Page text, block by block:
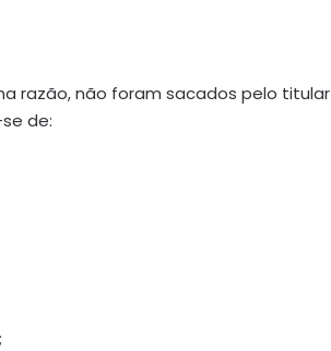
razão, não foram sacados pelo titular
de: